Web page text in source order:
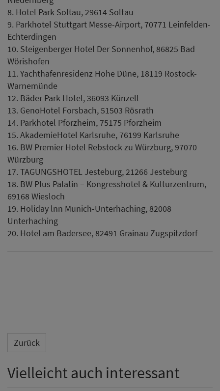
8. Hotel Park Soltau, 29614 Soltau
9. Parkhotel Stuttgart Messe-Airport, 70771 Leinfelden-
Echterdingen
10. Steigenberger Hotel Der Sonnenhof, 86825 Bad
Wörishofen
11. Yachthafenresidenz Hohe Düne, 18119 Rostock-
Warnemünde
12. Bäder Park Hotel, 36093 Künzell
13. GenoHotel Forsbach, 51503 Rösrath
14. Parkhotel Pforzheim, 75175 Pforzheim
15. AkademieHotel Karlsruhe, 76199 Karlsruhe
16. BW Premier Hotel Rebstock zu Würzburg, 97070
Würzburg
17. TAGUNGSHOTEL Jesteburg, 21266 Jesteburg
18. BW Plus Palatin – Kongresshotel & Kulturzentrum,
69168 Wiesloch
19. Holiday lnn Munich-Unterhaching, 82008
Unterhaching
20. Hotel am Badersee, 82491 Grainau Zugspitzdorf
Zurück
Vielleicht auch interessant